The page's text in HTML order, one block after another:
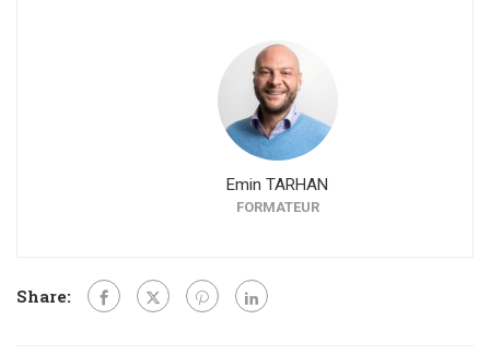
Emin TARHAN
FORMATEUR
Share: